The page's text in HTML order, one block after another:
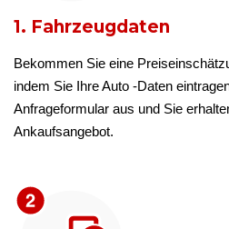
1. Fahrzeugdaten
Bekommen Sie eine
indem Sie Ihre Auto -Daten
Anfrageformular aus und Sie
Ankaufsangebot.